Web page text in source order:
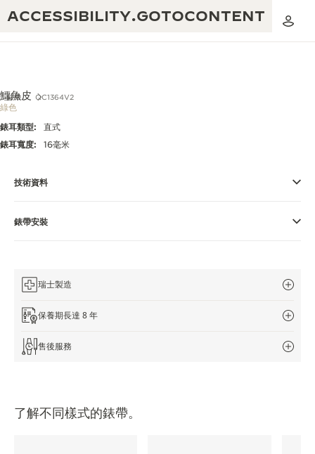
ACCESSIBILITY.GOTOCONTENT
黃金比例音樂表演
卓越工藝：逾 190 年歷史
錶帶 QC1364V2
鱷魚皮
綠色
錶耳類型:
直式
錶耳寬度:
16毫米
技術資料
錶帶安裝
瑞士製造
保養期長達 8 年
售後服務
了解不同樣式的錶帶。